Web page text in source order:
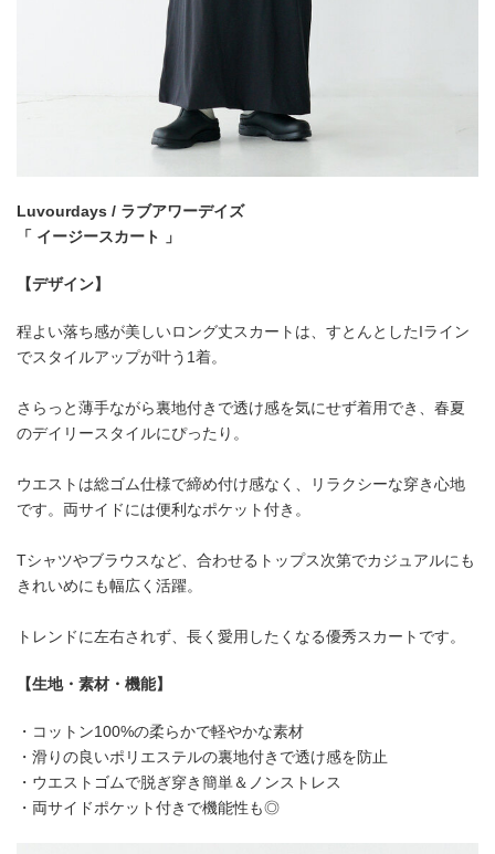
Luvourdays / ラブアワーデイズ
「 イージースカート 」
【デザイン】
程よい落ち感が美しいロング丈スカートは、すとんとしたIライン
でスタイルアップが叶う1着。
さらっと薄手ながら裏地付きで透け感を気にせず着用でき、春夏
のデイリースタイルにぴったり。
ウエストは総ゴム仕様で締め付け感なく、リラクシーな穿き心地
です。両サイドには便利なポケット付き。
Tシャツやブラウスなど、合わせるトップス次第でカジュアルにも
きれいめにも幅広く活躍。
トレンドに左右されず、長く愛用したくなる優秀スカートです。
【生地・素材・機能】
・コットン100%の柔らかで軽やかな素材
・滑りの良いポリエステルの裏地付きで透け感を防止
・ウエストゴムで脱ぎ穿き簡単＆ノンストレス
・両サイドポケット付きで機能性も◎